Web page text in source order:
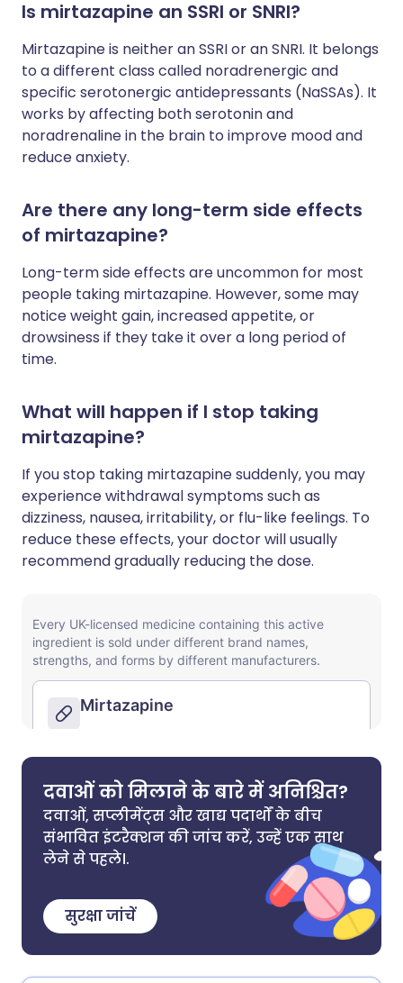
Is mirtazapine an SSRI or SNRI?
Mirtazapine is neither an SSRI or an SNRI. It belongs
to a different class called noradrenergic and
specific serotonergic antidepressants (NaSSAs). It
works by affecting both serotonin and
noradrenaline in the brain to improve mood and
reduce anxiety.
Are there any long-term side effects
of mirtazapine?
Long-term side effects are uncommon for most
people taking mirtazapine. However, some may
notice weight gain, increased appetite, or
drowsiness if they take it over a long period of
time.
What will happen if I stop taking
mirtazapine?
If you stop taking mirtazapine suddenly, you may
experience withdrawal symptoms such as
dizziness, nausea, irritability, or flu-like feelings. To
reduce these effects, your doctor will usually
recommend gradually reducing the dose.
दवाओं को मिलाने के बारे में अनिश्चित?
दवाओं, सप्लीमेंट्स और खाद्य पदार्थों के बीच
संभावित इंटरैक्शन की जांच करें, उन्हें एक साथ
लेने से पहले।.
सुरक्षा जांचें